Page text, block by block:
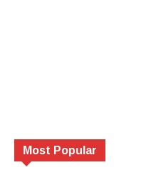
Most Popular